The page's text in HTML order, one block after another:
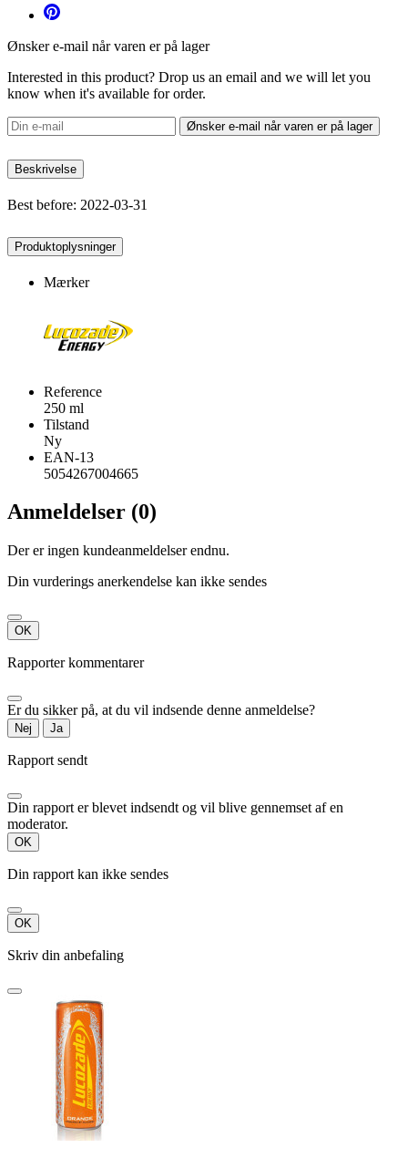
Ønsker e-mail når varen er på lager
Interested in this product? Drop us an email and we will let you
know when it's available for order.
Ønsker e-mail når varen er på lager
Beskrivelse
Best before: 2022-03-31
Produktoplysninger
Mærker
Reference
250 ml
Tilstand
Ny
EAN-13
5054267004665
Anmeldelser (0)
Der er ingen kundeanmeldelser endnu.
Din vurderings anerkendelse kan ikke sendes
OK
Rapporter kommentarer
Er du sikker på, at du vil indsende denne anmeldelse?
Nej Ja
Rapport sendt
Din rapport er blevet indsendt og vil blive gennemset af en
moderator.
OK
Din rapport kan ikke sendes
OK
Skriv din anbefaling